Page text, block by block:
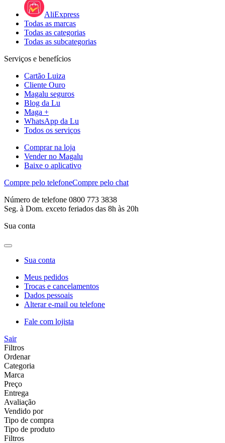
AliExpress
Todas as marcas
Todas as categorias
Todas as subcategorias
Serviços e benefícios
Cartão Luiza
Cliente Ouro
Magalu seguros
Blog da Lu
Maga +
WhatsApp da Lu
Todos os serviços
Comprar na loja
Vender no Magalu
Baixe o aplicativo
Compre pelo telefoneCompre pelo chat
Número de telefone 0800 773 3838
Seg. à Dom. exceto feriados das 8h às 20h
Sua conta
Sua conta
Meus pedidos
Trocas e cancelamentos
Dados pessoais
Alterar e-mail ou telefone
Fale com lojista
Sair
Filtros
Ordenar
Categoria
Marca
Preço
Entrega
Avaliação
Vendido por
Tipo de compra
Tipo de produto
Filtros